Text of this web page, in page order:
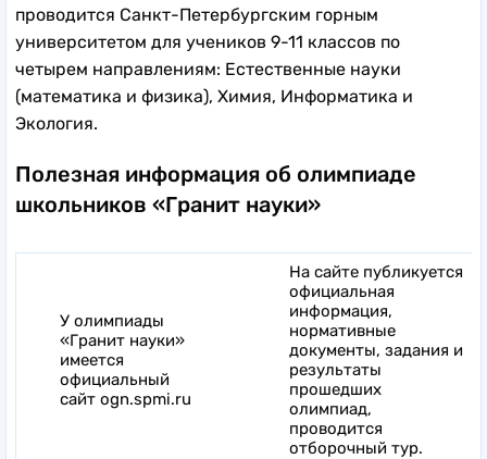
проводится Санкт-Петербургским горным
университетом для учеников 9-11 классов по
четырем направлениям: Естественные науки
(математика и физика), Химия, Информатика и
Экология.
Полезная информация об олимпиаде
школьников «Гранит науки»
У олимпиады
«Гранит науки»
имеется
официальный
сайт ogn.spmi.ru
На сайте публикуется
официальная
информация,
нормативные
документы, задания и
результаты
прошедших
олимпиад,
проводится
отборочный тур.